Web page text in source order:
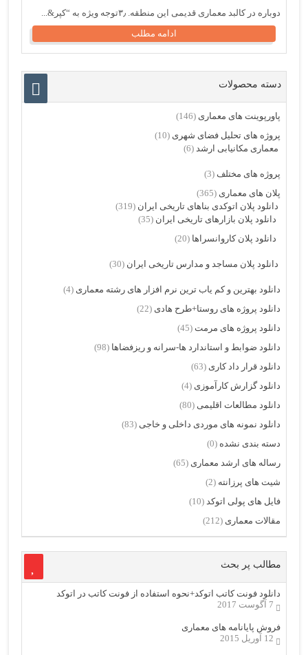
دوباره در کالبد معماری قدیمی این منطقه. ۳٫توجه ویژه به “کپر&...
ادامه مطلب
دسته محصولات
پاورپوینت های معماری (146)
پروژه های تحلیل فضای شهری (10)
معماری مکانیابی ارشد (6)
پروژه های مختلف (3)
پلان های معماری (365)
دانلود پلان اتوکدی بناهای تاریخی ایران (319)
دانلود پلان بازارهای تاریخی ایران (35)
دانلود پلان کاروانسراها (20)
دانلود پلان مساجد و مدارس تاریخی ایران (30)
دانلود بهترین و کم یاب ترین نرم افزار های رشته معماری (4)
دانلود پروژه های روستا+طرح هادی (22)
دانلود پروژه های مرمت (45)
دانلود ضوابط و استاندارد ها-سرانه و ریزفضاها (98)
دانلود قرار داد کاری (63)
دانلود گزارش کارآموزی (4)
دانلود مطالعات اقلیمی (80)
دانلود نمونه های موردی داخلی و خاجی (83)
دسته بندی نشده (0)
رساله های ارشد معماری (65)
شیت های پرزانته (2)
فایل های پولی اتوکد (10)
مقالات معماری (212)
مطالب پر بحث
دانلود فونت کاتب اتوکد+نحوه استفاده از فونت کاتب در اتوکد
7 آگوست 2017
فروش پایانامه های معماری
12 آوریل 2015